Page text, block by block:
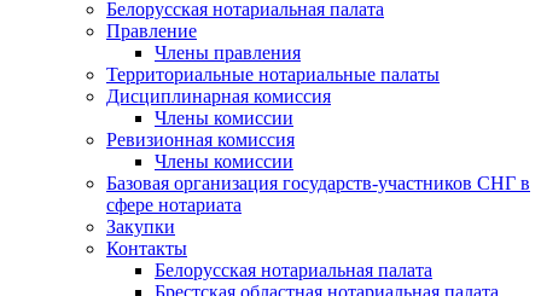
Белорусская нотариальная палата
Правление
Члены правления
Территориальные нотариальные палаты
Дисциплинарная комиссия
Члены комиссии
Ревизионная комиссия
Члены комиссии
Базовая организация государств-участников СНГ в
сфере нотариата
Закупки
Контакты
Белорусская нотариальная палата